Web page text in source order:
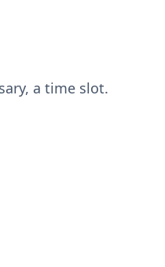
a time slot.